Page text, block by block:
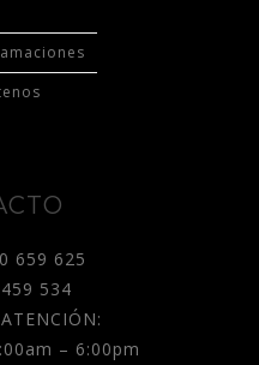
659 625
534
– 6:00pm